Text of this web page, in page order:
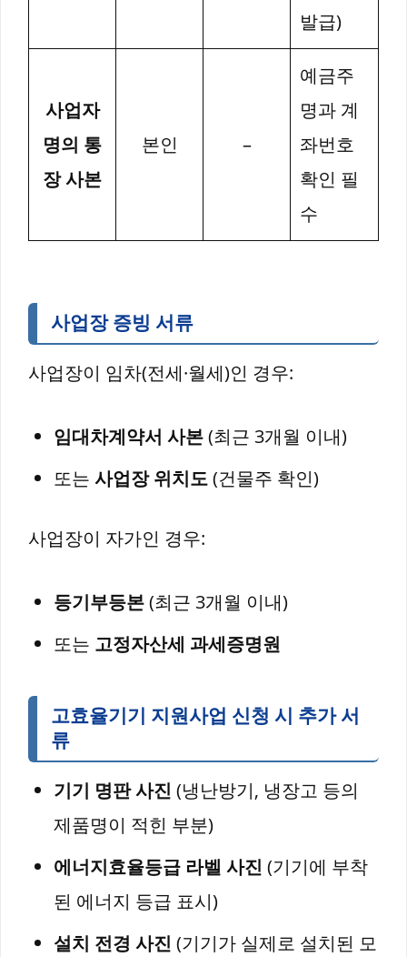
발급)
사업자
명의 통
장 사본
본인 –
예금주
명과 계
좌번호
확인 필
수
사업장 증빙 서류
사업장이 임차(전세·월세)인 경우:
임대차계약서 사본(최근 3개월 이내)
또는 사업장 위치도(건물주 확인)
사업장이 자가인 경우:
등기부등본(최근 3개월 이내)
또는 고정자산세 과세증명원
고효율기기 지원사업 신청 시 추가 서
류
기기 명판 사진 (냉난방기, 냉장고 등의
제품명이 적힌 부분)
에너지효율등급 라벨 사진 (기기에 부착
된 에너지 등급 표시)
설치 전경 사진 (기기가 실제로 설치된 모